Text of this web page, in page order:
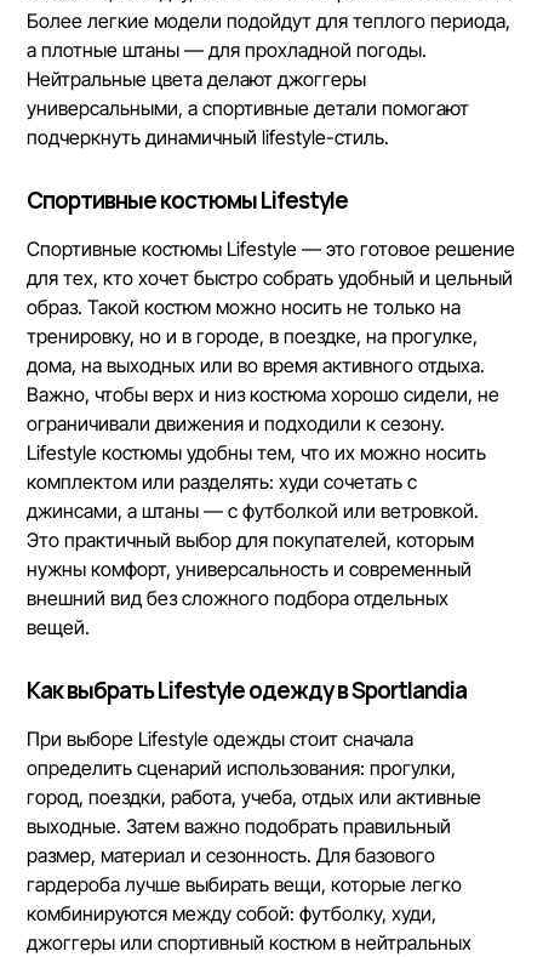
Более легкие модели подойдут для теплого периода,
а плотные штаны — для прохладной погоды.
Нейтральные цвета делают джоггеры
универсальными, а спортивные детали помогают
подчеркнуть динамичный lifestyle-стиль.
Спортивные костюмы Lifestyle
Спортивные костюмы Lifestyle — это готовое решение
для тех, кто хочет быстро собрать удобный и цельный
образ. Такой костюм можно носить не только на
тренировку, но и в городе, в поездке, на прогулке,
дома, на выходных или во время активного отдыха.
Важно, чтобы верх и низ костюма хорошо сидели, не
ограничивали движения и подходили к сезону.
Lifestyle костюмы удобны тем, что их можно носить
комплектом или разделять: худи сочетать с
джинсами, а штаны — с футболкой или ветровкой.
Это практичный выбор для покупателей, которым
нужны комфорт, универсальность и современный
внешний вид без сложного подбора отдельных
вещей.
Как выбрать Lifestyle одежду в Sportlandia
При выборе Lifestyle одежды стоит сначала
определить сценарий использования: прогулки,
город, поездки, работа, учеба, отдых или активные
выходные. Затем важно подобрать правильный
размер, материал и сезонность. Для базового
гардероба лучше выбирать вещи, которые легко
комбинируются между собой: футболку, худи,
джоггеры или спортивный костюм в нейтральных